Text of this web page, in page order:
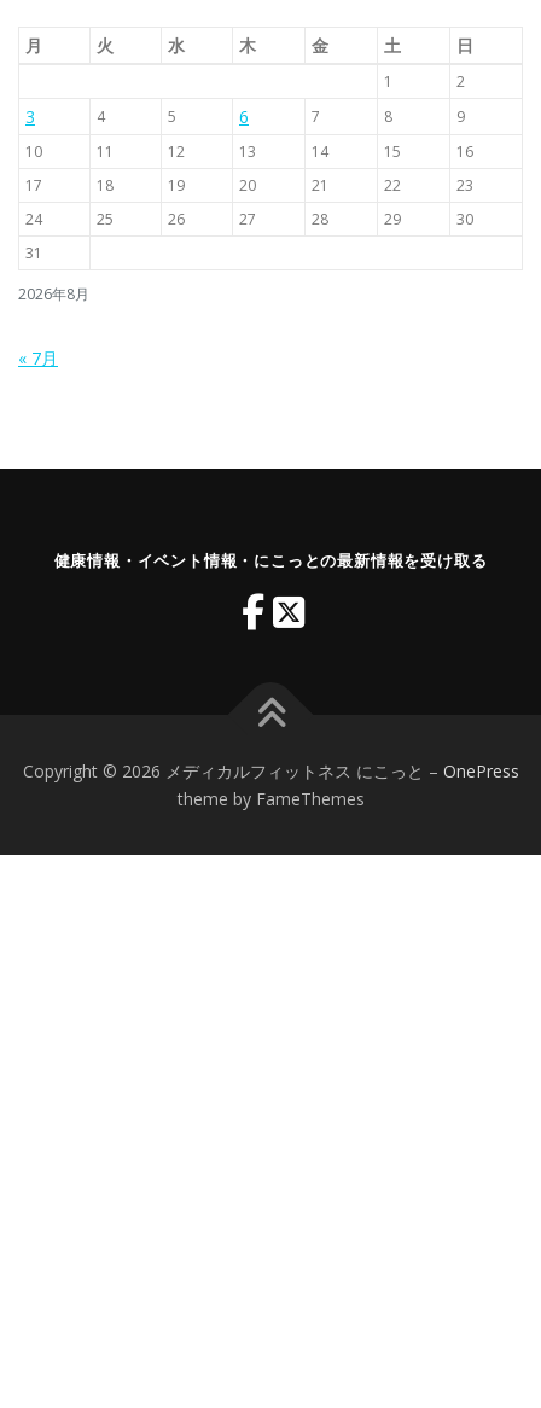
2026年8月
月 火 水 木 金 土 日
1 2
3 4 5 6 7 8
9
10
11 12 13 14 15
16
17
18 19 20 21 22
23
24
25 26 27 28 29
30
31
« 7月
健康情報・イベント情報・にこっとの最新情報を受け取る
Copyright © 2026 メディカルフィットネス にこっと – OnePress
theme by FameThemes